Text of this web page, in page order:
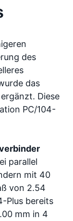
des
das
Diese
PC/104-
parallel
mit 40
von 2.54
Plus bereits
mm in 4